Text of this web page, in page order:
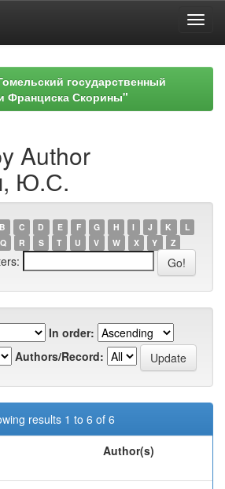
государственный
Франциска Скорины"
Author
Ю.С.
B C D E F G H I J K
L
Q R S T U V W X Y Z
In order:
Authors/Record:
results 1 to 6 of 6
Author(s)